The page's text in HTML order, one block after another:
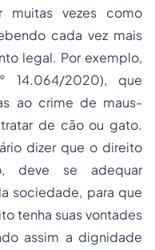
muitas vezes como
cada vez mais
legal. Por exemplo,
14.064/2020), que
ao crime de maus-
de cão ou gato.
dizer que o direito
deve se adequar
sociedade, para que
tenha suas vontades
assim a dignidade